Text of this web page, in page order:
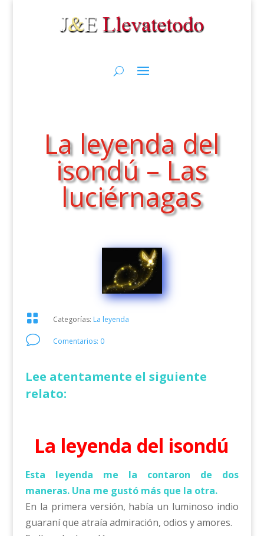
La leyenda del
isondú – Las
luciérnagas
 Categorías: La leyenda
v Comentarios: 0
Lee atentamente el siguiente
relato:
La leyenda del isondú
Esta leyenda me la contaron de dos
maneras. Una me gustó más que la otra.
En la primera versión, había un luminoso indio
guaraní que atraía admiración, odios y amores.